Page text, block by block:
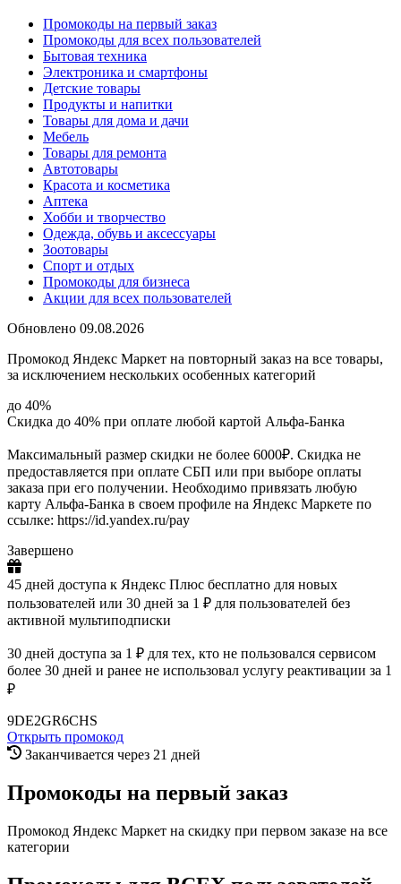
Промокоды на первый заказ
Промокоды для всех пользователей
Бытовая техника
Электроника и смартфоны
Детские товары
Продукты и напитки
Товары для дома и дачи
Мебель
Товары для ремонта
Автотовары
Красота и косметика
Аптека
Хобби и творчество
Одежда, обувь и аксессуары
Зоотовары
Спорт и отдых
Промокоды для бизнеса
Акции для всех пользователей
Обновлено 09.08.2026
Промокод Яндекс Маркет на повторный заказ на все товары,
за исключением нескольких особенных категорий
до 40%
Скидка до 40% при оплате любой картой Альфа-Банка
Максимальный размер скидки не более 6000₽. Скидка не
предоставляется при оплате СБП или при выборе оплаты
заказа при его получении. Необходимо привязать любую
карту Альфа-Банка в своем профиле на Яндекс Маркете по
ссылке: https://id.yandex.ru/pay
Завершено
45 дней доступа к Яндекс Плюс бесплатно для новых
пользователей или 30 дней за 1 ₽ для пользователей без
активной мультиподписки
30 дней доступа за 1 ₽ для тех, кто не пользовался сервисом
более 30 дней и ранее не использовал услугу реактивации за 1
₽
9DE2GR6CHS
Открыть промокод
Заканчивается через 21 дней
Промокоды на первый заказ
Промокод Яндекс Маркет на скидку при первом заказе на все
категории